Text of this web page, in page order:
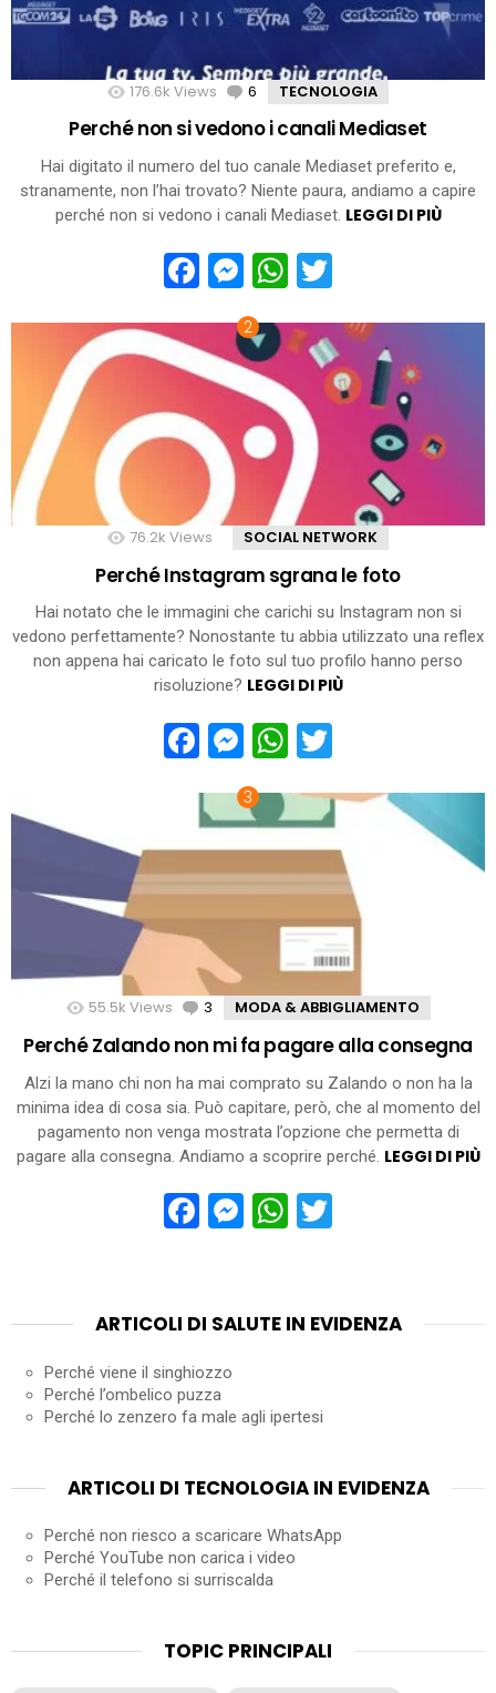
176.6k Views 6 Comments
TECNOLOGIA
Perché non si vedono i canali Mediaset
Hai digitato il numero del tuo canale Mediaset preferito e,
stranamente, non l’hai trovato? Niente paura, andiamo a capire
perché non si vedono i canali Mediaset. LEGGI DI PIÙ
Facebook
Messenger
WhatsApp
76.2k Views SOCIAL NETWORK
Perché Instagram sgrana le foto
Hai notato che le immagini che carichi su Instagram non si
vedono perfettamente? Nonostante tu abbia utilizzato una reflex
non appena hai caricato le foto sul tuo profilo hanno perso
risoluzione? LEGGI DI PIÙ
Facebook
Messenger
WhatsApp
55.5k Views 3 Comments
MODA & ABBIGLIAMENTO
Perché Zalando non mi fa pagare alla consegna
Alzi la mano chi non ha mai comprato su Zalando o non ha la
minima idea di cosa sia. Può capitare, però, che al momento del
pagamento non venga mostrata l’opzione che permetta di
pagare alla consegna. Andiamo a scoprire perché. LEGGI DI PIÙ
Facebook
Messenger
WhatsApp
ARTICOLI DI SALUTE IN EVIDENZA
Perché viene il singhiozzo
Perché l’ombelico puzza
Perché lo zenzero fa male agli ipertesi
ARTICOLI DI TECNOLOGIA IN EVIDENZA
Perché non riesco a scaricare WhatsApp
Perché YouTube non carica i video
Perché il telefono si surriscalda
TOPIC PRINCIPALI